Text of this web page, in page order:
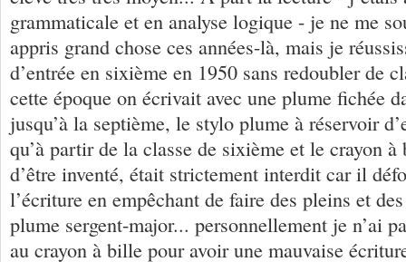
grammaticale et en analyse logique - je ne me
appris grand chose ces années-là, mais je
d’entrée en sixième en 1950 sans redoubler de
cette époque on écrivait avec une plume fichée
jusqu’à la septième, le stylo plume à réservoir
qu’à partir de la classe de sixième et le crayon
d’être inventé, était strictement interdit car il
l’écriture en empêchant de faire des pleins et
plume sergent-major... personnellement je n’ai
au crayon à bille pour avoir une mauvaise